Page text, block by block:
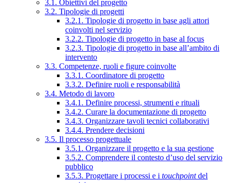
3.1. Obiettivi del progetto
3.2. Tipologie di progetti
3.2.1. Tipologie di progetto in base agli attori
coinvolti nel servizio
3.2.2. Tipologie di progetto in base al focus
3.2.3. Tipologie di progetto in base all’ambito di
intervento
3.3. Competenze, ruoli e figure coinvolte
3.3.1. Coordinatore di progetto
3.3.2. Definire ruoli e responsabilità
3.4. Metodo di lavoro
3.4.1. Definire processi, strumenti e rituali
3.4.2. Curare la documentazione di progetto
3.4.3. Organizzare tavoli tecnici collaborativi
3.4.4. Prendere decisioni
3.5. Il processo progettuale
3.5.1. Organizzare il progetto e la sua gestione
3.5.2. Comprendere il contesto d’uso del servizio
pubblico
3.5.3. Progettare i processi e i touchpointdel